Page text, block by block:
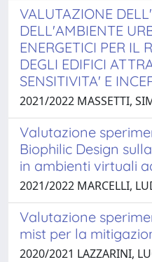
VALUTAZIONE
DELL'AMBIENTE
ENERGETICI PER IL
DEGLI EDIFICI
SENSITIVITA' E
2021/2022 MASSETTI,
Valutazione
Biophilic Design
in ambienti virtuali
2021/2022 MARCELLI,
Valutazione
mist per la
2020/2021 LAZZARINI,